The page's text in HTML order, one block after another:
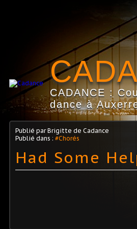
CADANCE :
dance à
Publié par Brigitte de Cadance
Publié dans : #Chorés
Had Some